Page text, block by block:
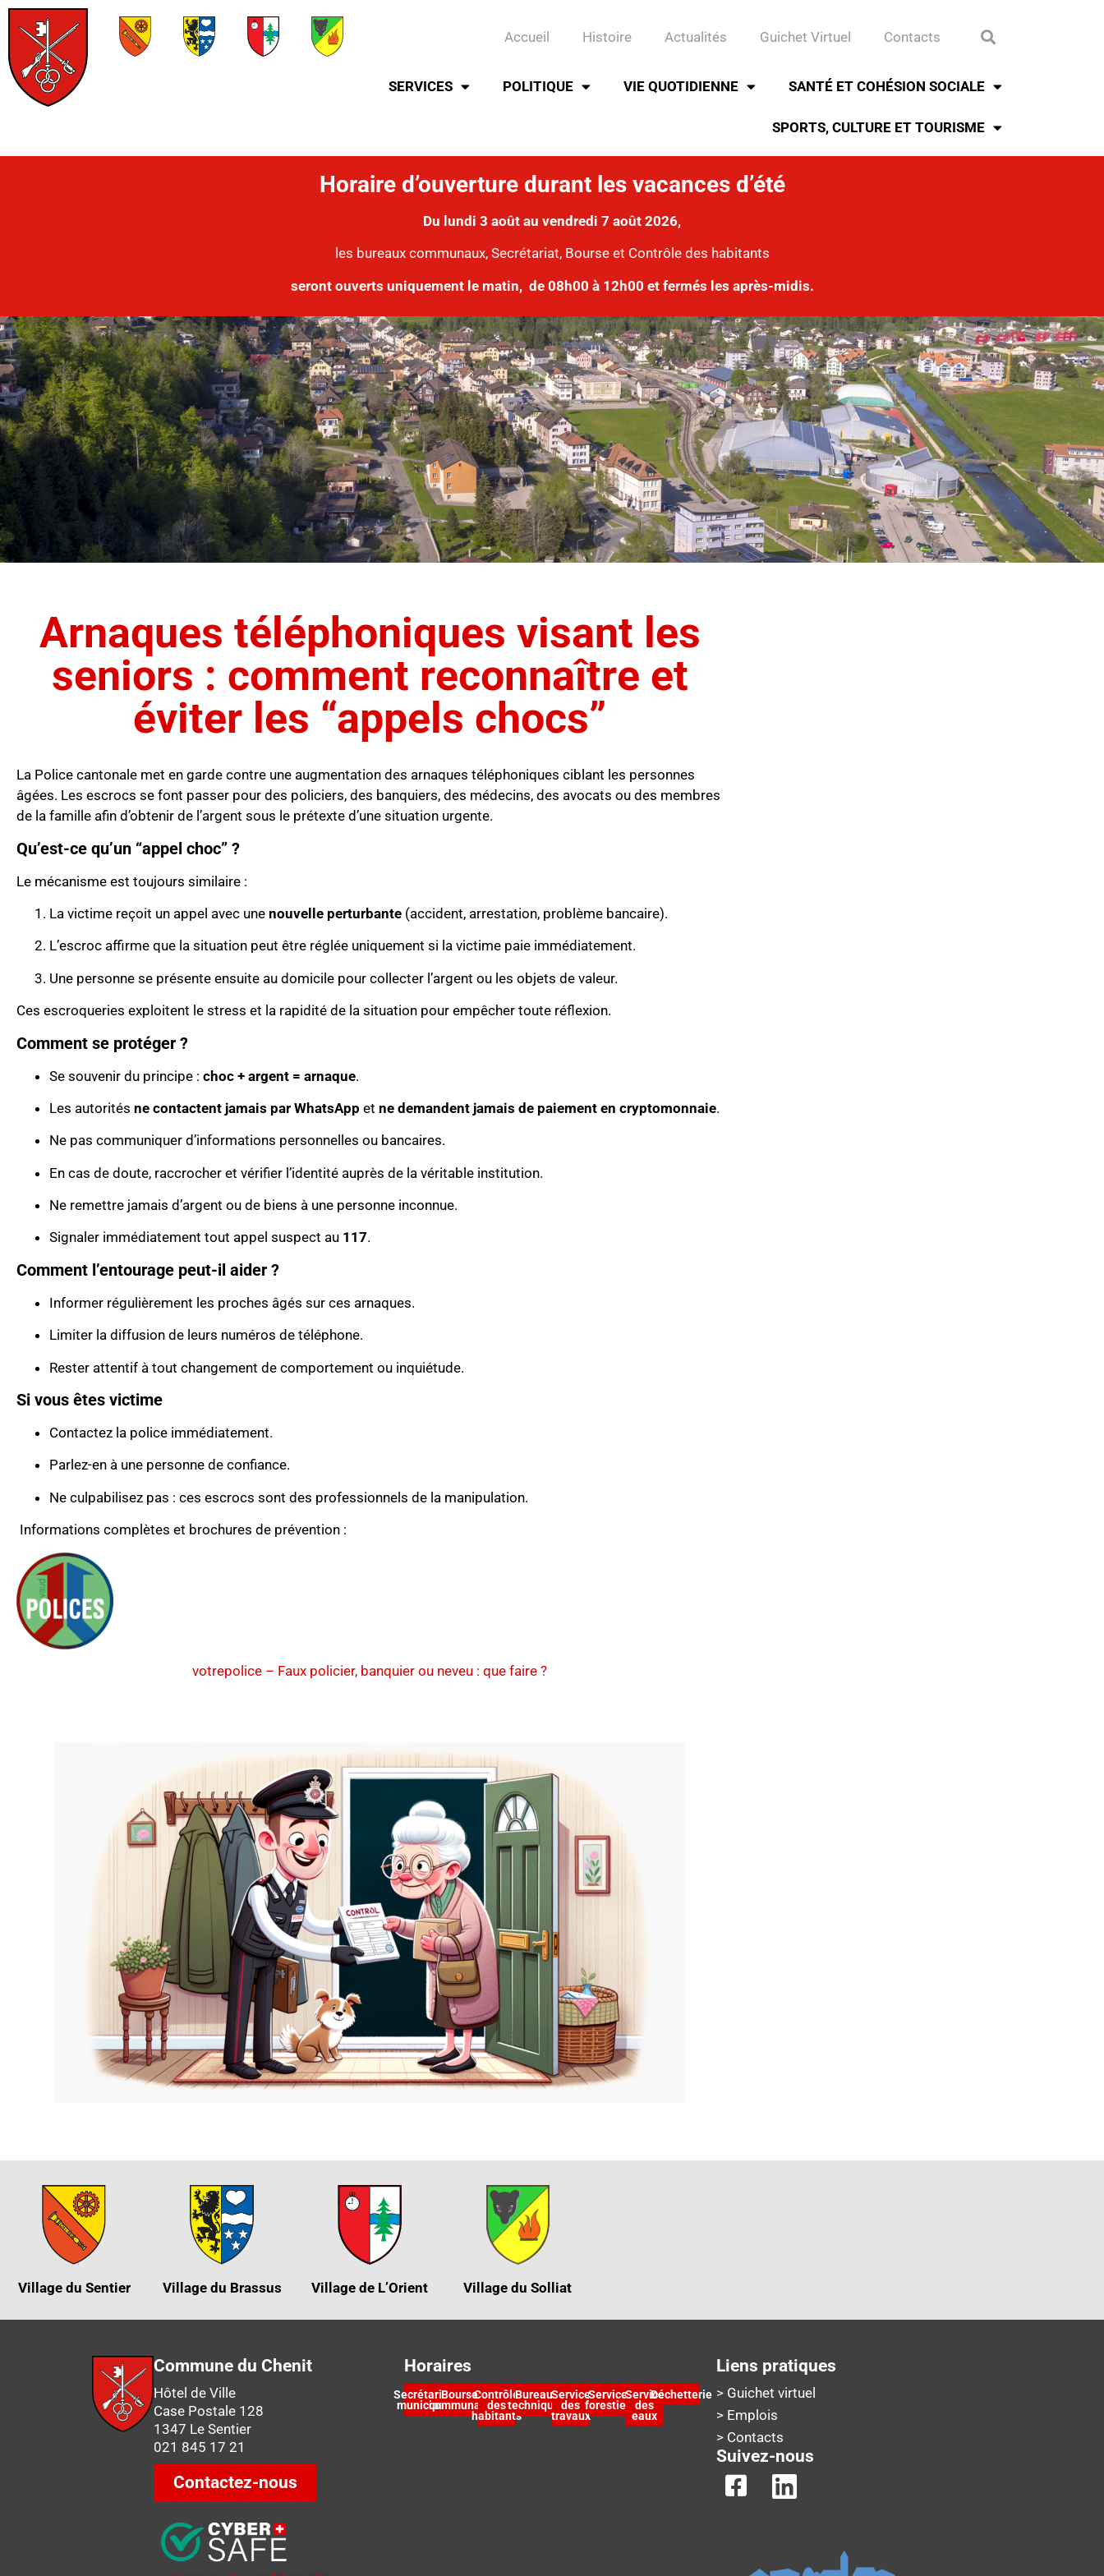
Accueil Histoire Actualités Guichet Virtuel Contacts
SERVICES POLITIQUE VIE QUOTIDIENNE SANTÉ ET COHÉSION SOCIALE
SPORTS, CULTURE ET TOURISME
Horaire d’ouverture durant les vacances d’été
Du lundi 3 août au vendredi 7 août 2026,
les bureaux communaux, Secrétariat, Bourse et Contrôle des habitants
seront ouverts uniquement le matin, de 08h00 à 12h00 et fermés les après-midis.
Arnaques téléphoniques visant les
seniors : comment reconnaître et
éviter les “appels chocs”
La Police cantonale met en garde contre une augmentation des arnaques téléphoniques ciblant les personnes
âgées. Les escrocs se font passer pour des policiers, des banquiers, des médecins, des avocats ou des membres
de la famille afin d’obtenir de l’argent sous le prétexte d’une situation urgente.
Qu’est-ce qu’un “appel choc” ?
Le mécanisme est toujours similaire :
La victime reçoit un appel avec une nouvelle perturbante (accident, arrestation, problème bancaire).
L’escroc affirme que la situation peut être réglée uniquement si la victime paie immédiatement.
Une personne se présente ensuite au domicile pour collecter l’argent ou les objets de valeur.
Ces escroqueries exploitent le stress et la rapidité de la situation pour empêcher toute réflexion.
Comment se protéger ?
Se souvenir du principe : choc + argent = arnaque.
Les autorités ne contactent jamais par WhatsApp et ne demandent jamais de paiement en cryptomonnaie.
Ne pas communiquer d’informations personnelles ou bancaires.
En cas de doute, raccrocher et vérifier l’identité auprès de la véritable institution.
Ne remettre jamais d’argent ou de biens à une personne inconnue.
Signaler immédiatement tout appel suspect au 117.
Comment l’entourage peut-il aider ?
Informer régulièrement les proches âgés sur ces arnaques.
Limiter la diffusion de leurs numéros de téléphone.
Rester attentif à tout changement de comportement ou inquiétude.
Si vous êtes victime
Contactez la police immédiatement.
Parlez-en à une personne de confiance.
Ne culpabilisez pas : ces escrocs sont des professionnels de la manipulation.
Informations complètes et brochures de prévention :
votrepolice – Faux policier, banquier ou neveu : que faire ?
Village du Sentier Village du Brassus Village de L’Orient Village du Solliat
Commune du Chenit
Hôtel de Ville
Case Postale 128
1347 Le Sentier
021 845 17 21
Contactez-nous
Horaires
Secrétariat
municipal
Bourse
communale
Contrôle
des
habitants
Bureau
technique
Service
des
travaux
Service
forestier
Service
des
eaux
Déchetterie
Liens pratiques
> Guichet virtuel
> Emplois
> Contacts
Suivez-nous